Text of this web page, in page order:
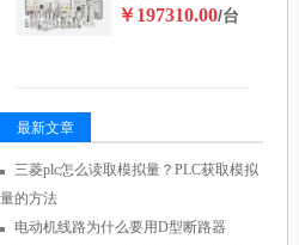
￥197310.00/台
最新文章
三菱plc怎么读取模拟量？PLC获取模拟
量的方法
电动机线路为什么要用D型断路器